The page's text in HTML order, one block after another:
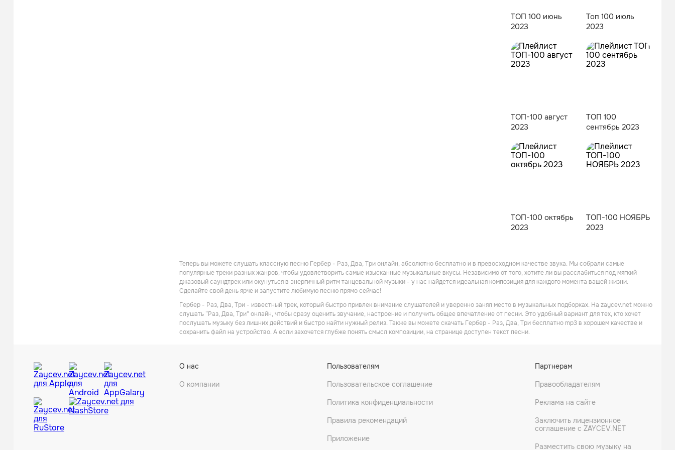
ТОП 100 июнь
2023
Топ 100 июль
2023
ТОП-100 август
2023
ТОП 100
сентябрь 2023
ТОП-100 октябрь
2023
ТОП-100 НОЯБРЬ
2023
Теперь вы можете слушать классную песню Гербер - Раз, Два, Три онлайн, абсолютно бесплатно и в превосходном качестве звука. Мы собрали самые
популярные треки разных жанров, чтобы удовлетворить самые изысканные музыкальные вкусы. Независимо от того, хотите ли вы расслабиться под мягкий
джазовый саундтрек или окунуться в энергичный ритм танцевальной музыки - у нас найдется идеальная композиция для каждого момента вашей жизни.
Сделайте свой день ярче и запустите любимую песню прямо сейчас!
Гербер - Раз, Два, Три - известный трек, который быстро привлек внимание слушателей и уверенно занял место в музыкальных подборках. На zaycev.net можно
слушать “Раз, Два, Три” онлайн, чтобы сразу оценить звучание, настроение и получить общее впечатление от песни. Это удобный вариант для тех, кто хочет
послушать музыку без лишних действий и быстро найти нужный релиз. Также вы можете скачать Гербер - Раз, Два, Три бесплатно mp3 в хорошем качестве и
сохранить файл на устройство. А если захочется глубже понять смысл композиции, на странице доступен текст песни.
О нас
О компании
Пользователям
Пользовательское соглашение
Политика конфиденциальности
Правила рекомендаций
Приложение
Партнерам
Правообладателям
Реклама на сайте
Заключить лицензионное
соглашение с ZAYCEV.NET
Разместить свою музыку на